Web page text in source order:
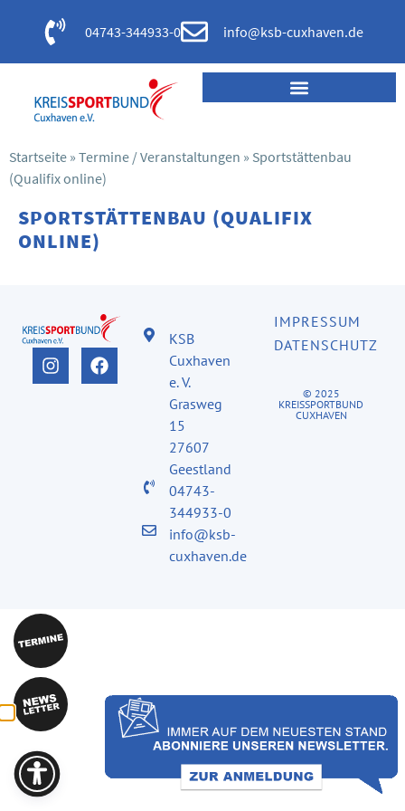
04743-344933-0 info@ksb-cuxhaven.de
Startseite » Termine / Veranstaltungen » Sportstättenbau
(Qualifix online)
SPORTSTÄTTENBAU (QUALIFIX
ONLINE)
KSB
Cuxhaven
e. V.
Grasweg
15
27607
Geestland
04743-
344933-0
info@ksb-
cuxhaven.de
IMPRESSUM
DATENSCHUTZ
© 2025
KREISSPORTBUND
CUXHAVEN